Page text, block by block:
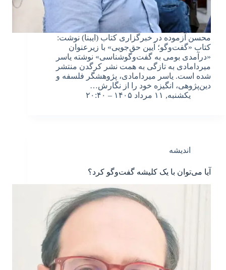
محسن آزموده در خبرگزاری کتاب (ایبنا) نوشت:
کتاب «گفت‌وگو؛ آیین حق‌جویی» با زیرعنوان
«درآمدی بومی به گفت‌وگوشناسی» نوشته یاسر
میردامادی به تازگی به همت نشر کرگدن منتشر
شده است. یاسر میردامادی، پژوهشگر فلسفه و
دین‌پژوهی، انگیزه خود را از نگارش…
یکشنبه, ۱۱ مرداد ۱۴۰۵ – ۲۰:۴۰
اندیشه
آیا می‌توان با یک کلیشه گفت‌وگو کرد؟